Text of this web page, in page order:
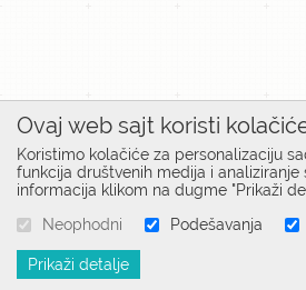
Ovaj web sajt koristi
Koristimo kolačiće za personalizaciju
funkcija društvenih medija i analiziranje
informacija klikom na dugme "Prikaži
Neophodni
Podešavanja
Prikaži detalje